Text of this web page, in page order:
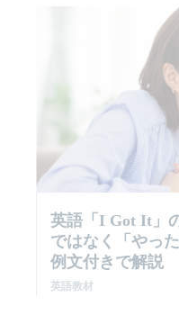
英語「I Got It」
ではなく「やっ
例文付きで解説
英語教材